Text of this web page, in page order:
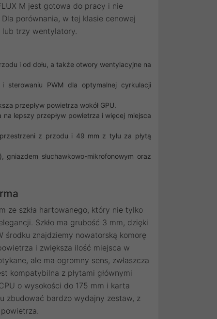
M jest gotowa do pracy i nie
porównania, w tej klasie cenowej
lub trzy wentylatory.
i od dołu, a także otwory wentylacyjne na
sterowaniu PWM dla optymalnej cyrkulacji
przepływ powietrza wokół GPU.
lepszy przepływ powietrza i więcej miejsca
z przodu i 49 mm z tyłu za płytą
słuchawkowo-mikrofonowym oraz
ze szkła hartowanego, który nie tylko
Szkło ma grubość 3 mm, dzięki
środku znajdziemy nowatorską komorę
i zwiększa ilość miejsca w
ale ma ogromny sens, zwłaszcza
kompatybilna z płytami głównymi
o wysokości do 175 mm i karta
zbudować bardzo wydajny zestaw, z